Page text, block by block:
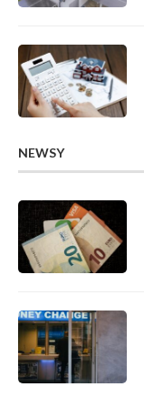
NEWSY